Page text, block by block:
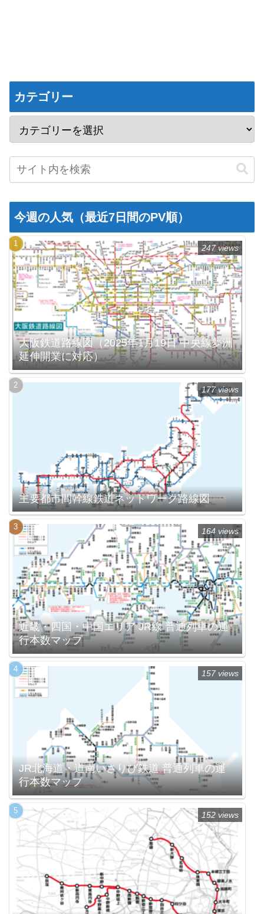
カテゴリー
今週の人気（最近7日間のPV順）
大阪鉄道路線図（2025年1月19日 中央線夢洲
延伸開業に対応）
247 views
主要都市間幹線鉄道ネットワーク路線図
177 views
近畿・四国・中国エリア JR線 普通列車の運
行本数マップ
164 views
JR北海道・道南いさりび鉄道 普通列車の運
行本数マップ
157 views
152 views